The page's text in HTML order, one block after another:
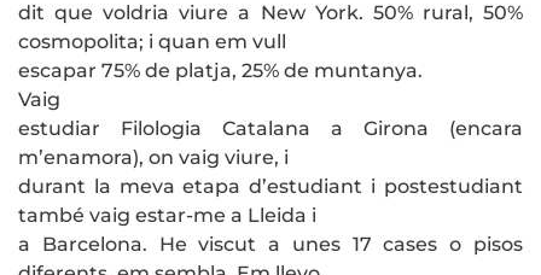
dit que voldria viure a New York. 50% rural, 50%
cosmopolita; i quan em vull
escapar 75% de platja, 25% de muntanya.
Vaig
estudiar Filologia Catalana a Girona (encara
m’enamora), on vaig viure, i
durant la meva etapa d’estudiant i postestudiant
també vaig estar-me a Lleida i
a Barcelona. He viscut a unes 17 cases o pisos